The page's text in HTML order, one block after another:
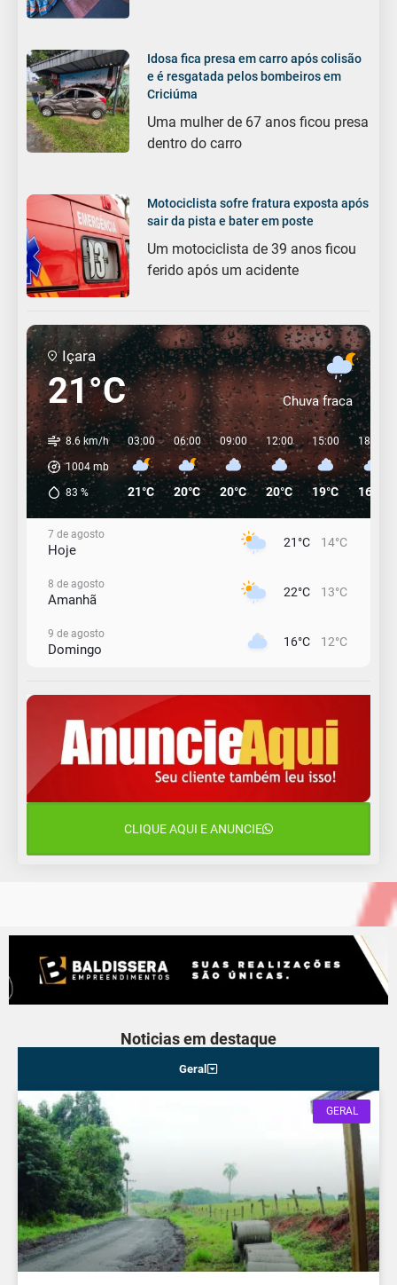
Idosa fica presa em carro após colisão
e é resgatada pelos bombeiros em
Criciúma
Uma mulher de 67 anos ficou presa
dentro do carro
Motociclista sofre fratura exposta após
sair da pista e bater em poste
Um motociclista de 39 anos ficou
ferido após um acidente
Içara
21°C Chuva fraca
8.6 km/h
1004 mb
83 %
03:00
21°C
06:00
20°C
09:00
20°C
12:00
20°C
15:00
19°C
18:00
16°C
7 de agosto
Hoje 21°C 14°C
8 de agosto
Amanhã 22°C 13°C
9 de agosto
Domingo 16°C 12°C
Segunda-Feira 13°C 11°C
11 de agosto
Terça-Feira
Quarta-Feira
CLIQUE AQUI E ANUNCIE
Noticias em destaque
Geral
GERAL